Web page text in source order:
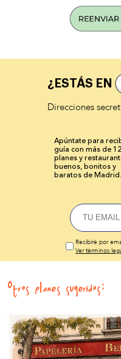
¿ESTÁS EN
Direcciones
Apúntate para
guía con más de
planes y
buenos, bonitos y
baratos de Madrid.
Recibiré por
Ver términos
Otros planes sugeridos: